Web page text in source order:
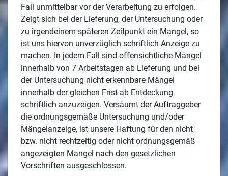
Fall unmittelbar vor der Verarbeitung zu erfolgen.
Zeigt sich bei der Lieferung, der Untersuchung oder
zu irgendeinem späteren Zeitpunkt ein Mangel, so
ist uns hiervon unverzüglich schriftlich Anzeige zu
machen. In jedem Fall sind offensichtliche Mängel
innerhalb von 7 Arbeitstagen ab Lieferung und bei
der Untersuchung nicht erkennbare Mängel
innerhalb der gleichen Frist ab Entdeckung
schriftlich anzuzeigen. Versäumt der Auftraggeber
die ordnungsgemäße Untersuchung und/oder
Mängelanzeige, ist unsere Haftung für den nicht
bzw. nicht rechtzeitig oder nicht ordnungsgemäß
angezeigten Mangel nach den gesetzlichen
Vorschriften ausgeschlossen.